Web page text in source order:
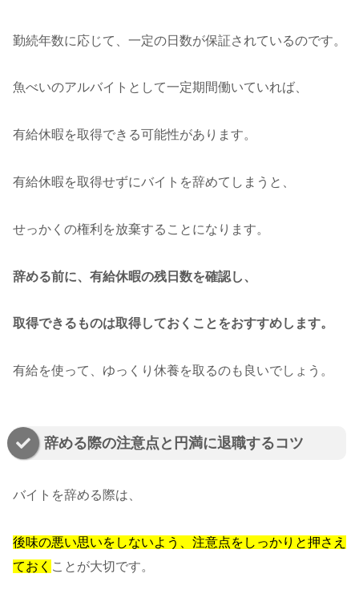
勤続年数に応じて、一定の日数が保証されているのです。
魚べいのアルバイトとして一定期間働いていれば、
有給休暇を取得できる可能性があります。
有給休暇を取得せずにバイトを辞めてしまうと、
せっかくの権利を放棄することになります。
辞める前に、有給休暇の残日数を確認し、
取得できるものは取得しておくことをおすすめします。
有給を使って、ゆっくり休養を取るのも良いでしょう。
辞める際の注意点と円満に退職するコツ
バイトを辞める際は、
後味の悪い思いをしないよう、注意点をしっかりと押さえ
ておく ことが大切です。